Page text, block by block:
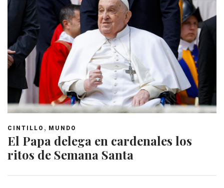
CINTILLO , MUNDO
El Papa delega en cardenales los
ritos de Semana Santa